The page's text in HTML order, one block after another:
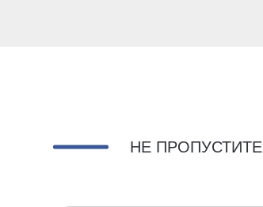
НЕ ПРОПУСТИТЕ